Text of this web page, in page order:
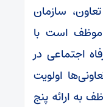
سازمان
است با
اجتماعی در
اولویت
به ارائه پنج